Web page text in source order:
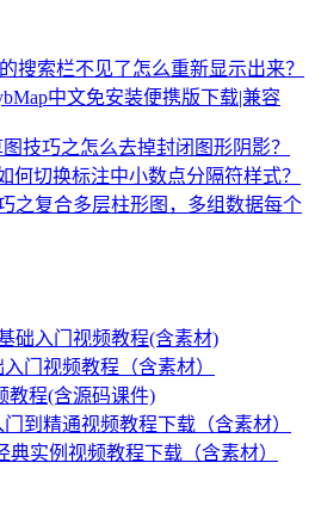
搜索栏不见了怎么重新显示出来？
中文免安装便携版下载|兼容
图技巧之怎么去掉封闭图形阴影？
何切换标注中小数点分隔符样式？
之复合多层柱形图，多组数据每个
础入门视频教程(含素材)
门视频教程（含素材）
教程(含源码课件)
到精通视频教程下载（含素材）
实例视频教程下载（含素材）